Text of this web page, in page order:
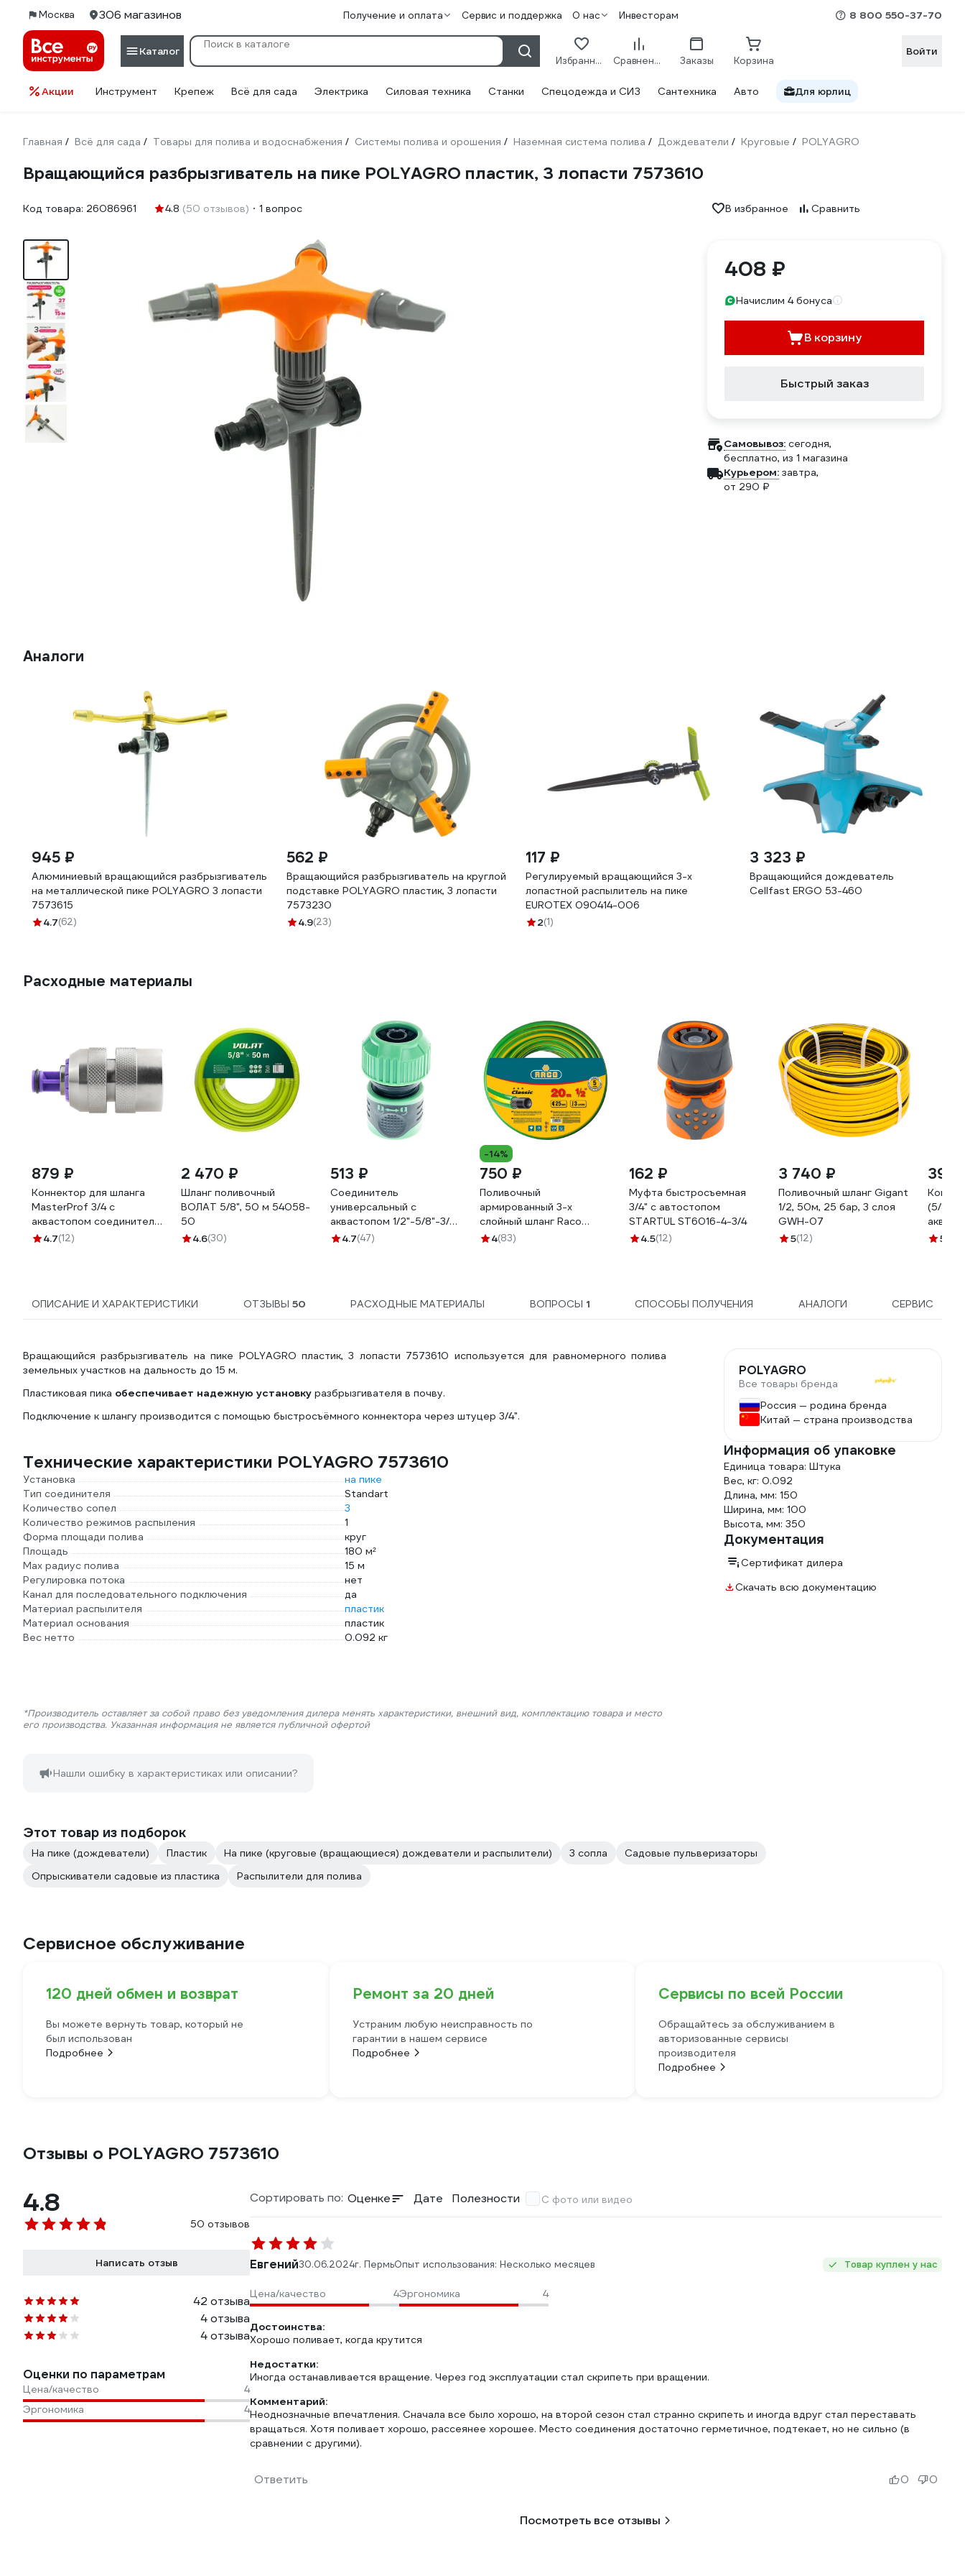
Москва 306 магазинов Получение и оплата Сервис и поддержка О нас Инвесторам 8 800 550-37-70
Каталог
Избранное Сравнение Заказы Корзина
Войти
Акции Инструмент Крепеж Всё для сада Электрика Силовая техника Станки Спецодежда и СИЗ Сантехника Авто Для юрлиц
Главная / Всё для сада / Товары для полива и водоснабжения / Системы полива и орошения / Наземная система полива / Дождеватели / Круговые / POLYAGRO
Вращающийся разбрызгиватель на пике POLYAGRO пластик, 3 лопасти 7573610
Код товара: 26086961 4.8 (50 отзывов) 1 вопрос В избранное Сравнить
408 ₽
Начислим 4 бонуса
В корзину
Быстрый заказ
Самовывоз: сегодня,
бесплатно, из 1 магазина
Курьером: завтра,
от 290 ₽
Аналоги
945 ₽
Алюминиевый вращающийся разбрызгиватель
на металлической пике POLYAGRO 3 лопасти
7573615
4.7(62)
562 ₽
Вращающийся разбрызгиватель на круглой
подставке POLYAGRO пластик, 3 лопасти
7573230
4.9(23)
117 ₽
Регулируемый вращающийся 3-х
лопастной распылитель на пике
EUROTEX 090414-006
2(1)
3 323 ₽
Вращающийся дождеватель
Cellfast ERGO 53-460
Расходные материалы
879 ₽
Коннектор для шланга
MasterProf 3/4 с
аквастопом соединитель
латунь ДС.070679.ИМ
4.7(12)
2 470 ₽
Шланг поливочный
ВОЛАТ 5/8", 50 м 54058-
50
4.6(30)
513 ₽
Соединитель
универсальный с
аквастопом 1/2"-5/8"-3/4"
SKRAB 28260
4.7(47)
-14%
750 ₽
Поливочный
армированный 3-х
слойный шланг Raco
CLASSIC 1/2"x20м 40306-
4(83)
162 ₽
Муфта быстросъемная
3/4" с автостопом
STARTUL ST6016-4-3/4
4.5(12)
3 740 ₽
Поливочный шланг Gigant
1/2, 50м, 25 бар, 3 слоя
GWH-07
5(12)
390
(5/8”-
DWC
5
ОПИСАНИЕ И ХАРАКТЕРИСТИКИ ОТЗЫВЫ 50 РАСХОДНЫЕ МАТЕРИАЛЫ ВОПРОСЫ 1 СПОСОБЫ ПОЛУЧЕНИЯ АНАЛОГИ СЕРВИС
Вращающийся разбрызгиватель на пике POLYAGRO пластик, 3 лопасти 7573610 используется для равномерного полива
земельных участков на дальность до 15 м.
Пластиковая пика обеспечивает надежную установку разбрызгивателя в почву.
Подключение к шлангу производится с помощью быстросъёмного коннектора через штуцер 3/4".
Технические характеристики POLYAGRO 7573610
Установка
на пике
Тип соединителя
Standart
Количество сопел
3
Количество режимов распыления
1
Форма площади полива
круг
Площадь
180 м²
Max радиус полива
15 м
Регулировка потока
нет
Канал для последовательного подключения
да
Материал распылителя
пластик
Материал основания
пластик
Вес нетто
0.092 кг
*Производитель оставляет за собой право без уведомления дилера менять характеристики, внешний вид, комплектацию товара и место
его производства. Указанная информация не является публичной офертой
Нашли ошибку в характеристиках или описании?
POLYAGRO
Все товары бренда
Россия — родина бренда
Китай — страна производства
Информация об упаковке
Единица товара: Штука
Вес, кг: 0.092
Длина, мм: 150
Ширина, мм: 100
Высота, мм: 350
Документация
Сертификат дилера
Скачать всю документацию
Этот товар из подборок
На пике (дождеватели) Пластик На пике (круговые (вращающиеся) дождеватели и распылители) 3 сопла
Садовые пульверизаторы
Опрыскиватели садовые из пластика
Распылители для полива
Сервисное обслуживание
120 дней обмен и возврат
Вы можете вернуть товар, который не
был использован
Подробнее
Ремонт за 20 дней
Устраним любую неисправность по
гарантии в нашем сервисе
Подробнее
Сервисы по всей России
Обращайтесь за обслуживанием в
авторизованные сервисы
производителя
Подробнее
Отзывы о POLYAGRO 7573610
4.8
50 отзывов
Написать отзыв
42 отзыва
4 отзыва
4 отзыва
Оценки по параметрам
Цена/качество
4
Эргономика
4
Сортировать по: Оценке Дате Полезности С фото или видео
Евгений30.06.2024г. ПермьОпыт использования: Несколько месяцев Товар куплен у нас
Цена/качество 4Эргономика 4
Достоинства:
Хорошо поливает, когда крутится
Недостатки:
Иногда останавливается вращение. Через год эксплуатации стал скрипеть при вращении.
Комментарий:
Неоднозначные впечатления. Сначала все было хорошо, на второй сезон стал странно скрипеть и иногда вдруг стал переставать
вращаться. Хотя поливает хорошо, рассеянее хорошее. Место соединения достаточно герметичное, подтекает, но не сильно (в
сравнении с другими).
Ответить 0 0
Посмотреть все отзывы